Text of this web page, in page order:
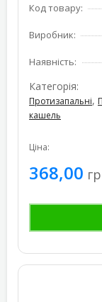
Код товару:
Виробник:
Наявність:
Категорія:
Протизапальні,
кашель
Ціна:
368,00